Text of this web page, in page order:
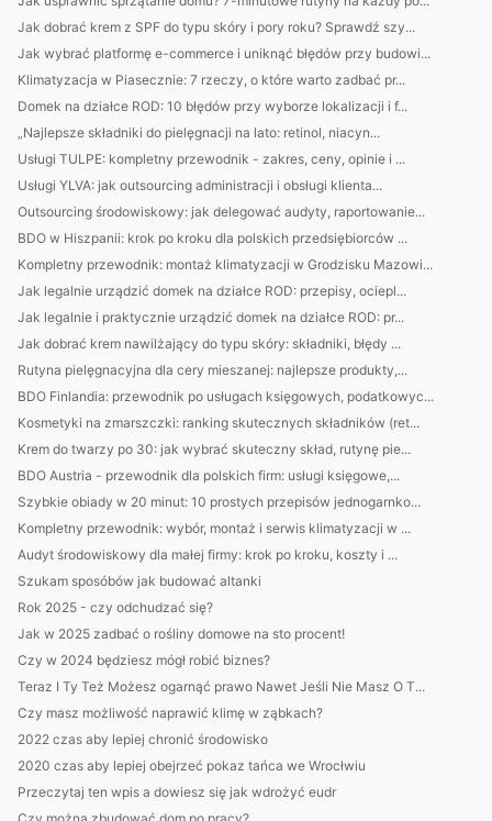
Jak dobrać krem z SPF do typu skóry i pory roku? Sprawdź szy...
Jak wybrać platformę e-commerce i uniknąć błędów przy budowi...
Klimatyzacja w Piasecznie: 7 rzeczy, o które warto zadbać pr...
Domek na działce ROD: 10 błędów przy wyborze lokalizacji i f...
„Najlepsze składniki do pielęgnacji na lato: retinol, niacyn...
Usługi TULPE: kompletny przewodnik - zakres, ceny, opinie i ...
Usługi YLVA: jak outsourcing administracji i obsługi klienta...
Outsourcing środowiskowy: jak delegować audyty, raportowanie...
BDO w Hiszpanii: krok po kroku dla polskich przedsiębiorców ...
Kompletny przewodnik: montaż klimatyzacji w Grodzisku Mazowi...
Jak legalnie urządzić domek na działce ROD: przepisy, ociepl...
Jak legalnie i praktycznie urządzić domek na działce ROD: pr...
Jak dobrać krem nawilżający do typu skóry: składniki, błędy ...
Rutyna pielęgnacyjna dla cery mieszanej: najlepsze produkty,...
BDO Finlandia: przewodnik po usługach księgowych, podatkowyc...
Kosmetyki na zmarszczki: ranking skutecznych składników (ret...
Krem do twarzy po 30: jak wybrać skuteczny skład, rutynę pie...
BDO Austria - przewodnik dla polskich firm: usługi księgowe,...
Szybkie obiady w 20 minut: 10 prostych przepisów jednogarnko...
Kompletny przewodnik: wybór, montaż i serwis klimatyzacji w ...
Audyt środowiskowy dla małej firmy: krok po kroku, koszty i ...
Szukam sposóbów jak budować altanki
Rok 2025 - czy odchudzać się?
Jak w 2025 zadbać o rośliny domowe na sto procent!
Czy w 2024 będziesz mógł robić biznes?
Teraz I Ty Też Możesz ogarnąć prawo Nawet Jeśli Nie Masz O T...
Czy masz możliwość naprawić klimę w ząbkach?
2022 czas aby lepiej chronić środowisko
2020 czas aby lepiej obejrzeć pokaz tańca we Wrocłwiu
Przeczytaj ten wpis a dowiesz się jak wdrożyć eudr